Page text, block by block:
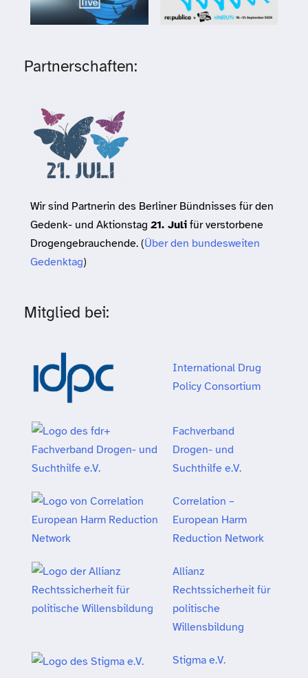
Partnerschaften:
Wir sind Partnerin des Berliner Bündnisses für den
Gedenk- und Aktionstag 21. Julifür verstorbene
Drogengebrauchende. (Über den bundesweiten
Gedenktag)
Mitglied bei:
International Drug
Policy Consortium
Fachverband
Drogen- und
Suchthilfe e.V.
Correlation –
European Harm
Reduction Network
Allianz
Rechtssicherheit für
politische
Willensbildung
Stigma e.V.